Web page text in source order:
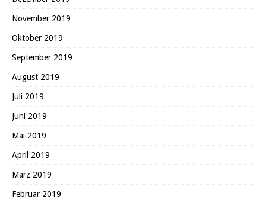
November 2019
Oktober 2019
September 2019
August 2019
Juli 2019
Juni 2019
Mai 2019
April 2019
März 2019
Februar 2019